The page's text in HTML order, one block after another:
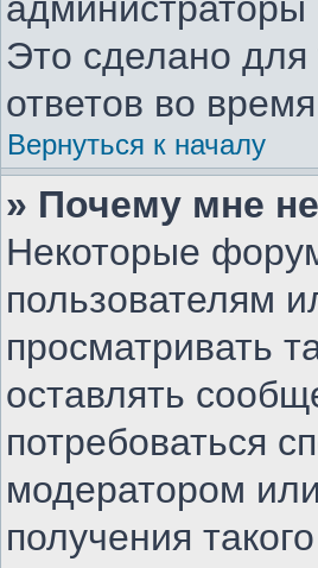
Это сделано
ответов во
Вернуться к началу
» Почему мне
Некоторые
пользователям
просматривать
оставлять
потребоваться
модератором
получения